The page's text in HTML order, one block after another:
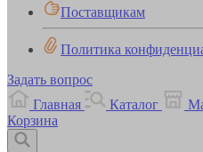
Поставщикам
Политика
Задать вопрос
Главная
Каталог
Корзина